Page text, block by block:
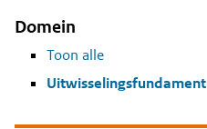
Domein
Toon alle
Uitwisselingsfundament